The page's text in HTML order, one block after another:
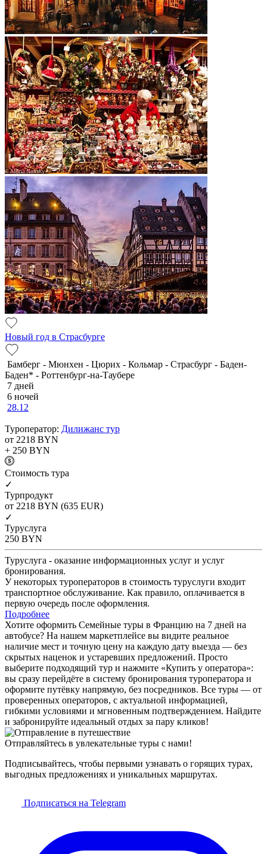
Новый год в Страсбурге
Бамберг - Мюнхен - Цюрих - Кольмар - Страсбург - Баден-
Баден* - Роттенбург-на-Таубере
7 дней
6 ночей
28.12
Туроператор: Дилижанс тур
от 2218 BYN
+ 250 BYN
Cтоимость тура
✓
Турпродукт
от 2218 BYN (635 EUR)
✓
Туруслуга
250 BYN
Туруслуга - оказание информационных услуг и услуг
бронирования.
У некоторых туроператоров в стоимость туруслуги входит
транспортное обслуживание. Как правило, оплачивается в
первую очередь после оформления.
Подробнее
Хотите оформить Семейные туры в Францию на 7 дней на
автобусе? На нашем маркетплейсе вы видите реальное
наличие мест и точную цену на каждую дату выезда — без
скрытых наценок и устаревших предложений. Просто
выберите подходящий тур и нажмите «Купить у оператора»:
вы сразу перейдёте в систему бронирования туроператора и
оформите путёвку напрямую, без посредников. Все туры — от
проверенных операторов, с актуальной информацией,
гибкими условиями и мгновенным подтверждением. Найдите
и забронируйте идеальный отдых за пару кликов!
Отправляйтесь в увлекательные туры с нами!
Подписывайтесь, чтобы первыми узнавать о горящих турах,
выгодных предложениях и уникальных маршрутах.
Подписаться на Telegram